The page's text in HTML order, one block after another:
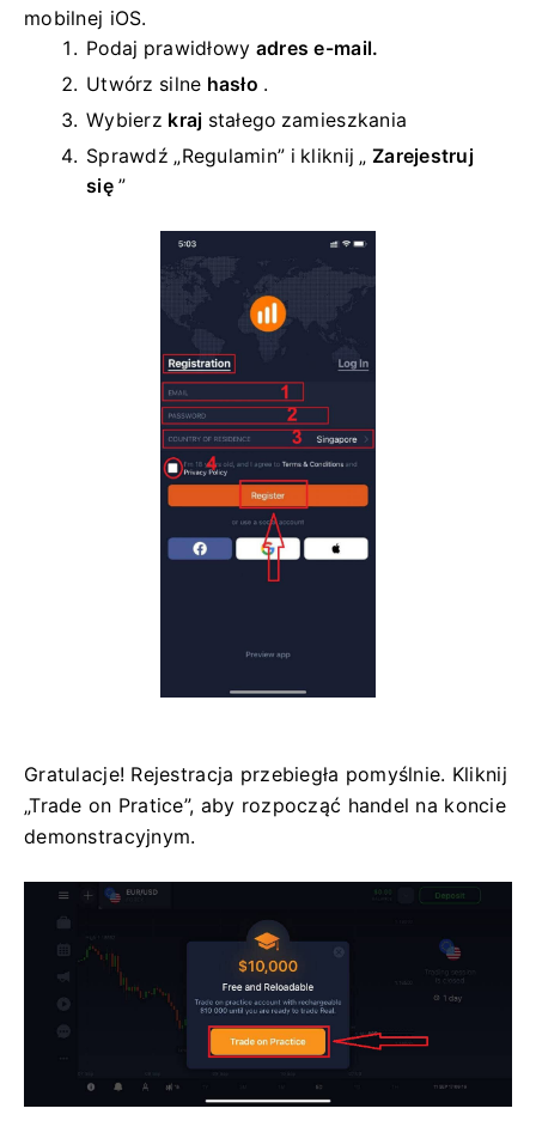
mobilnej iOS.
Podaj prawidłowy adres e-mail.
Utwórz silne hasło .
Wybierz kraj stałego zamieszkania
Sprawdź „Regulamin” i kliknij „ Zarejestruj
się”
Gratulacje! Rejestracja przebiegła pomyślnie. Kliknij
„Trade on Pratice”, aby rozpocząć handel na koncie
demonstracyjnym.